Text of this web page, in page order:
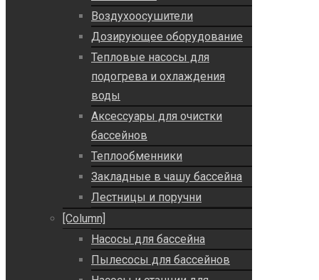
Воздухоосушители
Дозирующее оборудование
Тепловые насосы для
подогрева и охлаждения
воды
Аксессуары для очистки
бассейнов
Теплообменники
Закладные в чашу бассейна
Лестницы и поручни
[Column]
Насосы для бассейна
Пылесосы для бассейнов